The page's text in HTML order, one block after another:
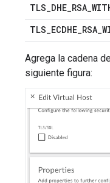
TLS_DHE_RSA_
TLS_ECDHE_RSA_
Agrega la cadena
siguiente figura: